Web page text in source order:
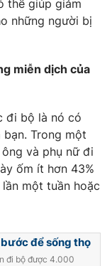
thể giúp giảm
những người bị
miễn dịch của
đi bộ là nó có
Trong một
và phụ nữ đi
ốm ít hơn 43%
một tuần hoặc
để sống thọ
đi bộ được 4.000